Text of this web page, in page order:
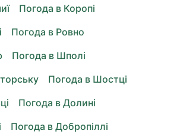
Погода в Коропі
Погода в Ровно
Погода в Шполі
Погода в Шостці
Погода в Долині
Погода в Добропіллі